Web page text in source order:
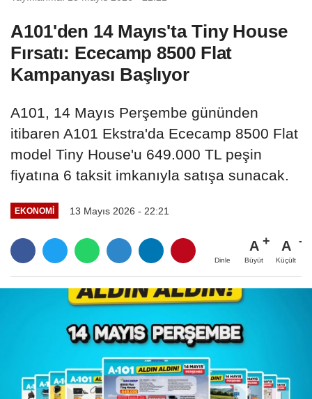
A101'den 14 Mayıs'ta Tiny House
Fırsatı: Ececamp 8500 Flat
Kampanyası Başlıyor
A101, 14 Mayıs Perşembe gününden
itibaren A101 Ekstra'da Ececamp 8500 Flat
model Tiny House'u 649.000 TL peşin
fiyatına 6 taksit imkanıyla satışa sunacak.
EKONOMI 13 Mayıs 2026 - 22:21
Dinle
A
Büyüt
A
Küçült